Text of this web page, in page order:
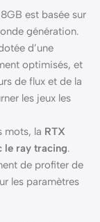
est basée sur
génération.
d’une
optimisés, et
de flux et de la
les jeux les
mots, la RTX
le ray tracing.
de profiter de
les paramètres